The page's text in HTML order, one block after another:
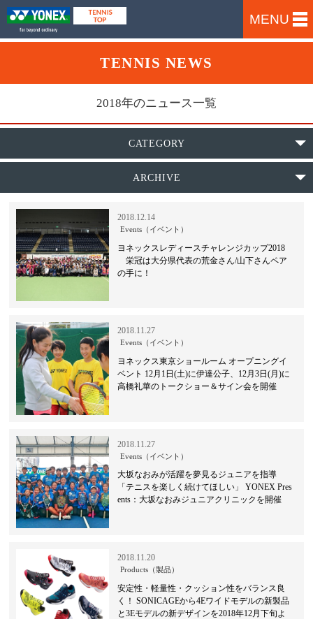
MENU
TENNIS NEWS
2018年のニュース一覧
CATEGORY
ARCHIVE
2018.12.14
Events（イベント）
ヨネックスレディースチャレンジカップ2018
栄冠は大分県代表の荒金さん/山下さんペア
の手に！
2018.11.27
Events（イベント）
ヨネックス東京ショールーム オープニングイ
ベント 12月1日(土)に伊達公子、12月3日(月)に
高橋礼華のトークショー＆サイン会を開催
2018.11.27
Events（イベント）
大坂なおみが活躍を夢見るジュニアを指導
「テニスを楽しく続けてほしい」 YONEX Pres
ents：大坂なおみジュニアクリニックを開催
2018.11.20
Products（製品）
安定性・軽量性・クッション性をバランス良
く！ SONICAGEから4Eワイドモデルの新製品
と3Eモデルの新デザインを2018年12月下旬よ